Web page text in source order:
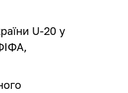
U-20 у